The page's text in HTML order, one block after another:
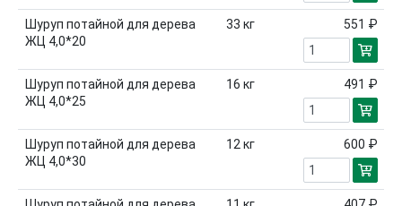
Шуруп потайной для дерева
ЖЦ 4,0*20
33 кг 551 ₽
Шуруп потайной для дерева
ЖЦ 4,0*25
16 кг 491 ₽
Шуруп потайной для дерева
ЖЦ 4,0*30
12кг 600 ₽